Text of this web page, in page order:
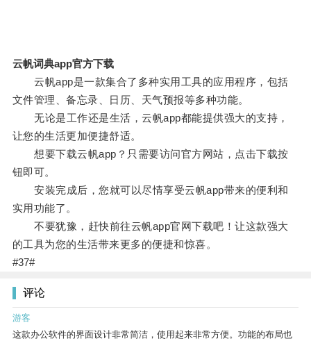
云帆词典app官方下载
云帆app是一款集合了多种实用工具的应用程序，包括
文件管理、备忘录、日历、天气预报等多种功能。
无论是工作还是生活，云帆app都能提供强大的支持，
让您的生活更加便捷舒适。
想要下载云帆app？只需要访问官方网站，点击下载按
钮即可。
安装完成后，您就可以尽情享受云帆app带来的便利和
实用功能了。
不要犹豫，赶快前往云帆app官网下载吧！让这款强大
的工具为您的生活带来更多的便捷和惊喜。
#37#
评论
游客
这款办公软件的界面设计非常简洁，使用起来非常方便。功能的布局也